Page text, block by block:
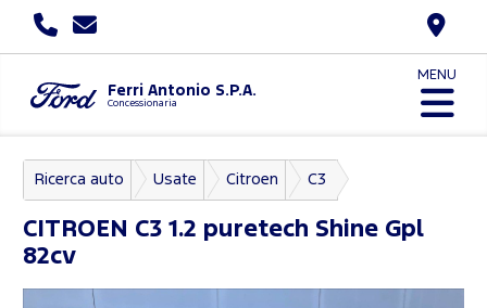
Ferri Antonio S.P.A.
Concessionaria
MENU
Ricerca auto Usate Citroen C3
CITROEN C3 1.2 puretech Shine Gpl
82cv